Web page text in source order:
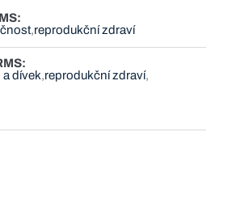
reprodukční zdraví
a dívek reprodukční zdraví